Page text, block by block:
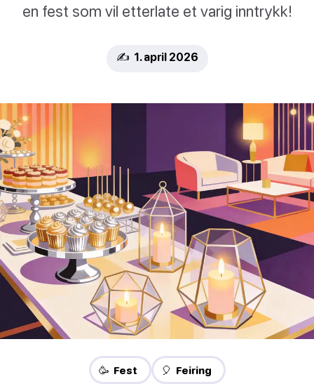
en fest som vil etterlate et varig inntrykk!
✍️ 1. april 2026
🥳 Fest 🎈 Feiring